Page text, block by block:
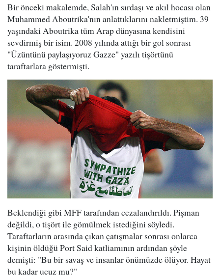
Bir önceki makalemde, Salah'ın sırdaşı ve akıl hocası olan
Muhammed Aboutrika'nın anlattıklarını nakletmiştim. 39
yaşındaki Aboutrika tüm Arap dünyasına kendisini
sevdirmiş bir isim. 2008 yılında attığı bir gol sonrası
"Üzüntünü paylaşıyoruz Gazze" yazılı tişörtünü
taraftarlara göstermişti.
Beklendiği gibi MFF tarafından cezalandırıldı. Pişman
değildi, o tişört ile gömülmek istediğini söyledi.
Taraftarların arasında çıkan çatışmalar sonrası onlarca
kişinin öldüğü Port Said katliamının ardından şöyle
demişti: "Bu bir savaş ve insanlar önümüzde ölüyor. Hayat
bu kadar ucuz mu?"